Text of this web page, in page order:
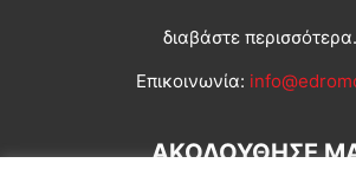
διαβάστε
Επικοινωνία:
ΑΚΟΛΟΥΘΗΣΕ